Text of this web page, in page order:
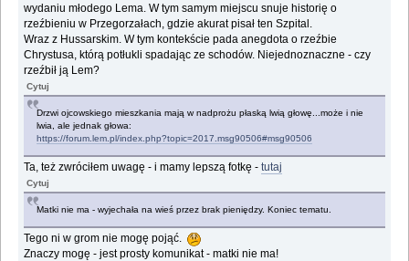
wydaniu młodego Lema. W tym samym miejscu snuje historię o
rzeźbieniu w Przegorzałach, gdzie akurat pisał ten Szpital.
Wraz z Hussarskim. W tym kontekście pada anegdota o rzeźbie
Chrystusa, którą potłukli spadając ze schodów. Niejednoznaczne - czy
rzeźbił ją Lem?
Cytuj
Drzwi ojcowskiego mieszkania mają w nadprożu płaską lwią głowę...może i nie
lwia, ale jednak głowa:
https://forum.lem.pl/index.php?topic=2017.msg90506#msg90506
Ta, też zwróciłem uwagę - i mamy lepszą fotkę -tutaj
Cytuj
Matki nie ma - wyjechała na wieś przez brak pieniędzy. Koniec tematu.
Tego ni w grom nie mogę pojąć.
Znaczy mogę - jest prosty komunikat - matki nie ma!